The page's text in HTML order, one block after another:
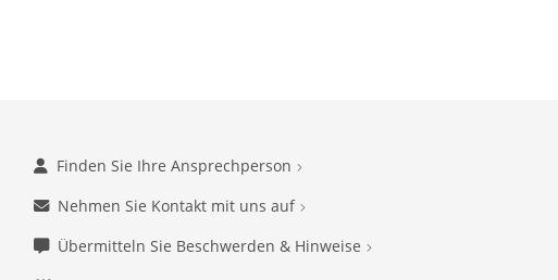
Finden Sie Ihre Ansprechperson
Nehmen Sie Kontakt mit uns auf
Übermitteln Sie Beschwerden & Hinweise